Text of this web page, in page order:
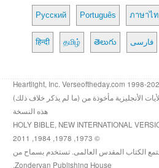
Русский Português ภาษาไ
हिन्दी தமிழ் తెలుగు فارسی
الأنجليزية مأخوذة من (ما لم يذكر خلاف ذلك)
هذه النسخة
HOLY BIBLE, NEW INTERNATIONAL
© 1973, 1978, 1984, 2011
الكتاب المقدس العالمى. تستخدم بسماح من
Zondervan Publishing House.